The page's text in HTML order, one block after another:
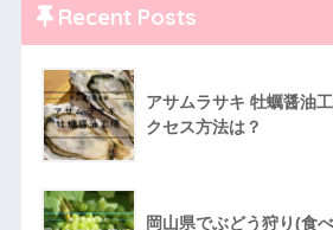
Recent Posts
アサムラサキ 牡蠣醤油
クセス方法は？
岡山県でぶどう狩り(食